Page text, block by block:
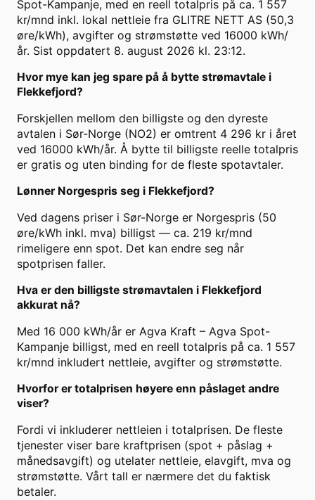
Spot-Kampanje, med en reell totalpris på ca. 1 557
kr/mnd inkl. lokal nettleie fra GLITRE NETT AS (50,3
øre/kWh), avgifter og strømstøtte ved 16000 kWh/
år. Sist oppdatert 8. august 2026 kl. 23:12.
Hvor mye kan jeg spare på å bytte strømavtale i
Flekkefjord?
Forskjellen mellom den billigste og den dyreste
avtalen i Sør-Norge (NO2) er omtrent 4 296 kr i året
ved 16000 kWh/år. Å bytte til billigste reelle totalpris
er gratis og uten binding for de fleste spotavtaler.
Lønner Norgespris seg i Flekkefjord?
Ved dagens priser i Sør-Norge er Norgespris (50
øre/kWh inkl. mva) billigst — ca. 219 kr/mnd
rimeligere enn spot. Det kan endre seg når
spotprisen faller.
Hva er den billigste strømavtalen i Flekkefjord
akkurat nå?
Med 16 000 kWh/år er Agva Kraft – Agva Spot-
Kampanje billigst, med en reell totalpris på ca. 1 557
kr/mnd inkludert nettleie, avgifter og strømstøtte.
Hvorfor er totalprisen høyere enn påslaget andre
viser?
Fordi vi inkluderer nettleien i totalprisen. De fleste
tjenester viser bare kraftprisen (spot + påslag +
månedsavgift) og utelater nettleie, elavgift, mva og
strømstøtte. Vårt tall er nærmere det du faktisk
betaler.